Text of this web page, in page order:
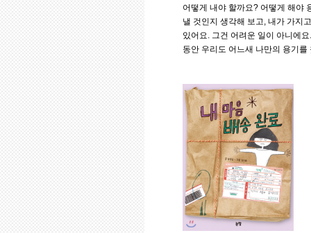
어떻게 내야 할까요? 어떻게 해야
낼 것인지 생각해 보고, 내가 가지
있어요. 그건 어려운 일이 아니에
동안 우리도 어느새 나만의 용기를